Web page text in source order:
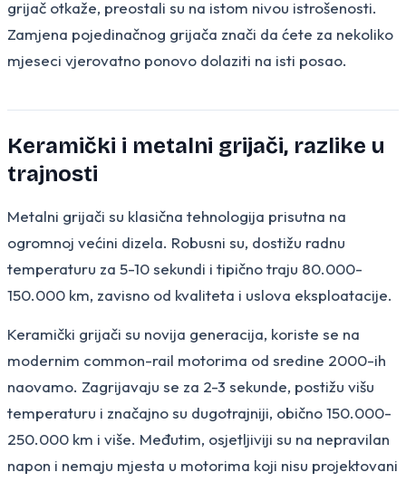
grijač otkaže, preostali su na istom nivou istrošenosti.
Zamjena pojedinačnog grijača znači da ćete za nekoliko
mjeseci vjerovatno ponovo dolaziti na isti posao.
Keramički i metalni grijači, razlike u
trajnosti
Metalni grijači su klasična tehnologija prisutna na
ogromnoj većini dizela. Robusni su, dostižu radnu
temperaturu za 5-10 sekundi i tipično traju 80.000-
150.000 km, zavisno od kvaliteta i uslova eksploatacije.
Keramički grijači su novija generacija, koriste se na
modernim common-rail motorima od sredine 2000-ih
naovamo. Zagrijavaju se za 2-3 sekunde, postižu višu
temperaturu i značajno su dugotrajniji, obično 150.000-
250.000 km i više. Međutim, osjetljiviji su na nepravilan
napon i nemaju mjesta u motorima koji nisu projektovani